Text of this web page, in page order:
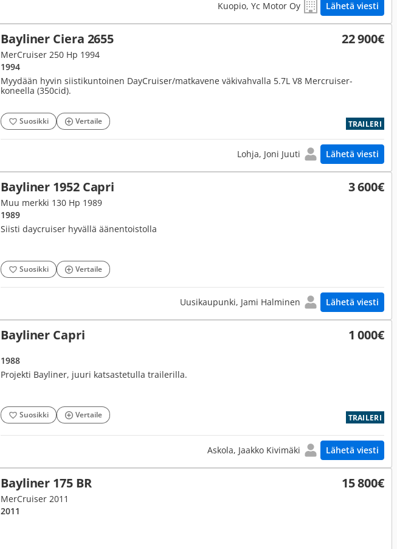
Kuopio, Yc Motor Oy Lähetä viesti
Bayliner Ciera 2655 22 900€
TRAILERI
MerCruiser 250 Hp 1994
1994
Myydään hyvin siistikuntoinen DayCruiser/matkavene väkivahvalla 5.7L V8 Mercruiser-
koneella (350cid).
Suosikki Vertaile
Lohja, Joni Juuti Lähetä viesti
Bayliner 1952 Capri 3 600€
Muu merkki 130 Hp 1989
1989
Siisti daycruiser hyvällä äänentoistolla
Suosikki Vertaile
Uusikaupunki, Jami Halminen Lähetä viesti
Bayliner Capri 1 000€
TRAILERI
1988
Projekti Bayliner, juuri katsastetulla trailerilla.
Suosikki Vertaile
Askola, Jaakko Kivimäki Lähetä viesti
Bayliner 175 BR 15 800€
MerCruiser 2011
2011